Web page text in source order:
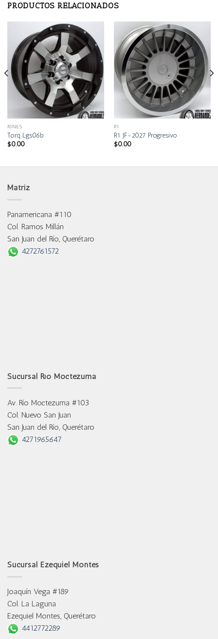
PRODUCTOS RELACIONADOS
RINES
Torq Lgs06b
$0.00
R1
R1 JF-2027 Progresivo
$0.00
Matriz
Panamericana #110
Col. Ramos Millán
San Juan del Río, Querétaro
4272761572
Sucursal Río Moctezuma
Av. Río Moctezuma #103
Col. Nuevo San Juan
San Juan del Río, Querétaro
4271965647
Sucursal Ezequiel Montes
Joaquín Vega #189
Col. La Laguna
Ezequiel Montes, Querétaro
4412772289